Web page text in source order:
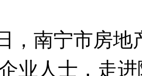
，南宁市房
业人士，走